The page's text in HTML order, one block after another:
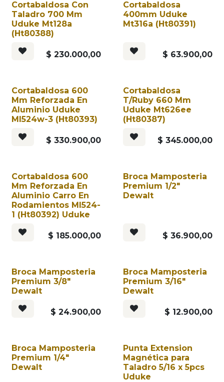
Cortabaldosa Con
Taladro 700 Mm
Uduke Mt128a
(Ht80388)
$ 230.000,00
Cortabaldosa
400mm Uduke
Mt316a (Ht80391)
$ 63.900,00
Cortabaldosa 600
Mm Reforzada En
Aluminio Uduke
Ml524w-3 (Ht80393)
$ 330.900,00
Cortabaldosa
T/Ruby 660 Mm
Uduke Mt626ee
(Ht80387)
$ 345.000,00
Cortabaldosa 600
Mm Reforzada En
Aluminio Carro En
Rodamientos Ml524-
1 (Ht80392) Uduke
$ 185.000,00
Broca Mamposteria
Premium 1/2"
Dewalt
$ 36.900,00
Broca Mamposteria
Premium 3/8"
Dewalt
$ 24.900,00
Broca Mamposteria
Premium 3/16"
Dewalt
$ 12.900,00
Broca Mamposteria
Premium 1/4"
Dewalt
Punta Extension
Magnética para
Taladro 5/16 x 5pcs
Uduke